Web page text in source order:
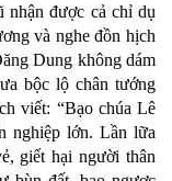
được cả chỉ dụ
và nghe đồn hịch
Dung không dám
bộc lộ chân tướng
viết: “Bạo chúa Lê
nghiệp lớn. Lần lữa
giết hại người thân